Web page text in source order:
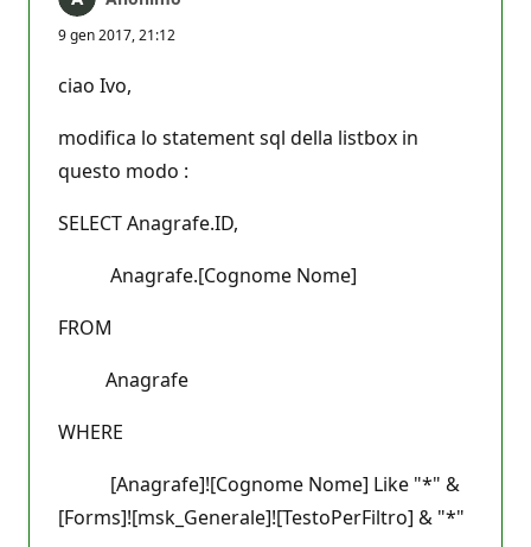
9 gen 2017, 21:12
ciao Ivo,
modifica lo statement sql della listbox in
questo modo :
SELECT Anagrafe.ID,
Anagrafe.[Cognome Nome]
FROM
Anagrafe
WHERE
[Anagrafe]![Cognome Nome] Like "*" &
[Forms]![msk_Generale]![TestoPerFiltro] & "*"